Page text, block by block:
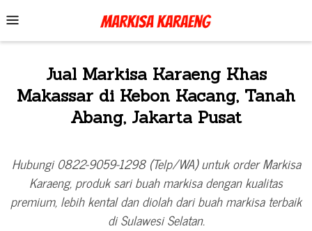
to
contentMenu
Jual Markisa Karaeng Khas
Makassar di Kebon Kacang, Tanah
Abang, Jakarta Pusat
Hubungi 0822-9059-1298 (Telp/WA) untuk order Markisa
Karaeng, produk sari buah markisa dengan kualitas
premium, lebih kental dan diolah dari buah markisa terbaik
di Sulawesi Selatan.